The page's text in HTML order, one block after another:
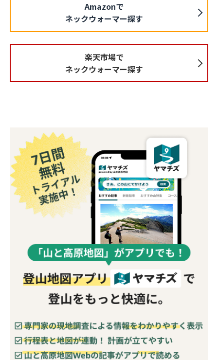
Amazonで
ネックウォーマー探す
楽天市場で
ネックウォーマー探す